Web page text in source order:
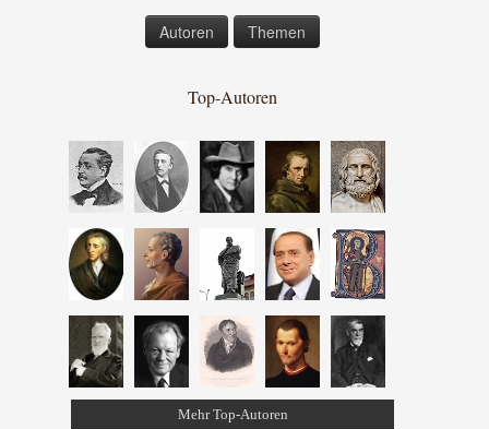
Autoren Themen
Top-Autoren
Mehr Top-Autoren